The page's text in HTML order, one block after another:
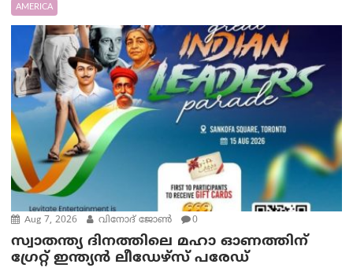
AMERICA
Aug 7, 2026 വിനോദ് ജോൺ 0
സ്വാതന്ത്യ ദിനത്തിലെ മഹാ ഓണത്തിന്
ഗ്രേറ്റ് ഇന്ത്യൻ ലീഡേഴ്സ് പരേഡ്